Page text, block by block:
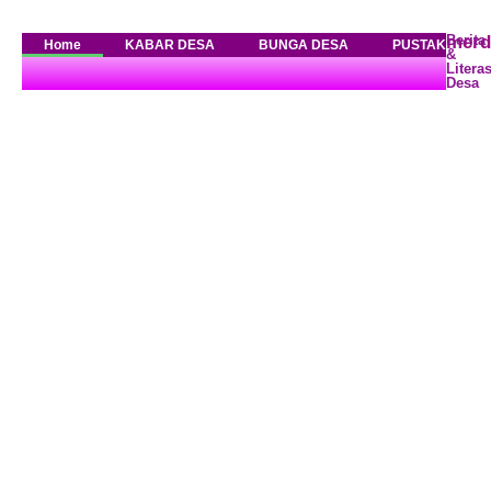
Home KABAR DESA BUNGA DESA PUSTAKABerita
&
Desa